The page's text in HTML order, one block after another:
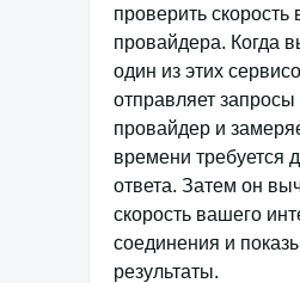
проверить скорость
провайдера. Когда
один из этих
отправляет
провайдер и
времени требуется
ответа. Затем он
скорость вашего
соединения и
результаты.